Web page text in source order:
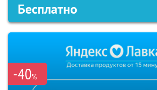
Бесплатно
-40%